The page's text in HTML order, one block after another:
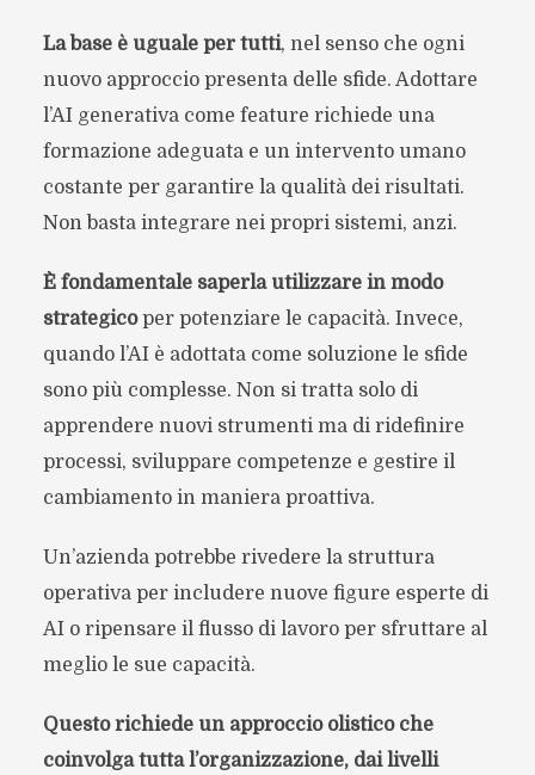
La base è uguale per tutti, nel senso che ogni
nuovo approccio presenta delle sfide. Adottare
l’AI generativa come feature richiede una
formazione adeguata e un intervento umano
costante per garantire la qualità dei risultati.
Non basta integrare nei propri sistemi, anzi.
È fondamentale saperla utilizzare in modo
strategicoper potenziare le capacità. Invece,
quando l’AI è adottata come soluzione le sfide
sono più complesse. Non si tratta solo di
apprendere nuovi strumenti ma di ridefinire
processi, sviluppare competenze e gestire il
cambiamento in maniera proattiva.
Un’azienda potrebbe rivedere la struttura
operativa per includere nuove figure esperte di
AI o ripensare il flusso di lavoro per sfruttare al
meglio le sue capacità.
Questo richiede un approccio olistico che
coinvolga tutta l’organizzazione, dai livelli